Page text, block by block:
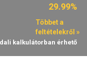
29.99%
Többet a
feltételekről »
kalkulátorban érhető